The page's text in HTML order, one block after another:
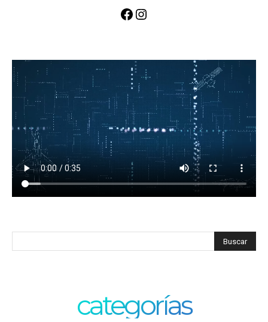
Facebook
Instagram
categorías